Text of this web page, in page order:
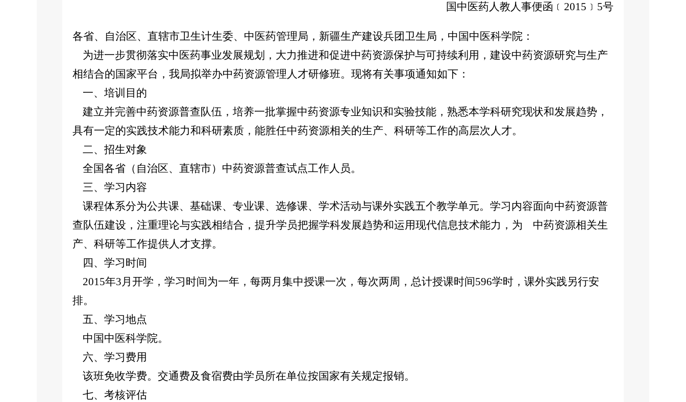
国中医药人教人事便函﹝2015﹞5号
各省、自治区、直辖市卫生计生委、中医药管理局，新疆生产建设兵团卫生局，中国中医科学院：
为进一步贯彻落实中医药事业发展规划，大力推进和促进中药资源保护与可持续利用，建设中药资源研究与生产
相结合的国家平台，我局拟举办中药资源管理人才研修班。现将有关事项通知如下：
一、培训目的
建立并完善中药资源普查队伍，培养一批掌握中药资源专业知识和实验技能，熟悉本学科研究现状和发展趋势，
具有一定的实践技术能力和科研素质，能胜任中药资源相关的生产、科研等工作的高层次人才。
二、招生对象
全国各省（自治区、直辖市）中药资源普查试点工作人员。
三、学习内容
课程体系分为公共课、基础课、专业课、选修课、学术活动与课外实践五个教学单元。学习内容面向中药资源普
查队伍建设，注重理论与实践相结合，提升学员把握学科发展趋势和运用现代信息技术能力，为 中药资源相关生
产、科研等工作提供人才支撑。
四、学习时间
2015年3月开学，学习时间为一年，每两月集中授课一次，每次两周，总计授课时间596学时，课外实践另行安
排。
五、学习地点
中国中医科学院。
六、学习费用
该班免收学费。交通费及食宿费由学员所在单位按国家有关规定报销。
七、考核评估